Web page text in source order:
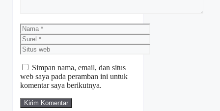
Nama
Surel
Situs
web
Simpan nama, email, dan situs
web saya pada peramban ini untuk
komentar saya berikutnya.